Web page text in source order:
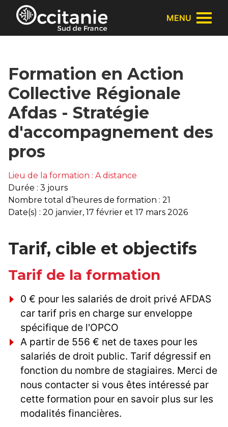
Panneau de gestion des cookies
MENU
Formation en Action
Collective Régionale
Afdas - Stratégie
d'accompagnement des
pros
Lieu de la formation : A distance
Durée : 3 jours
Nombre total d’heures de formation : 21
Date(s) : 20 janvier, 17 février et 17 mars 2026
Tarif, cible et objectifs
Tarif de la formation
0 € pour les salariés de droit privé AFDAS
car tarif pris en charge sur enveloppe
spécifique de l'OPCO
A partir de 556 € net de taxes pour les
salariés de droit public. Tarif dégressif en
fonction du nombre de stagiaires. Merci de
nous contacter si vous êtes intéressé par
cette formation pour en savoir plus sur les
modalités financières.